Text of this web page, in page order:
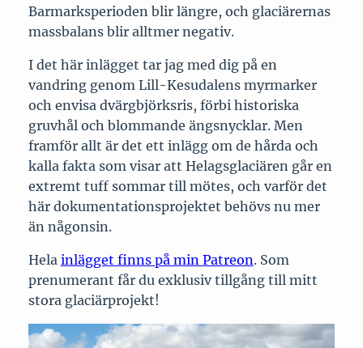
Barmarksperioden blir längre, och glaciärernas
massbalans blir alltmer negativ.
I det här inlägget tar jag med dig på en
vandring genom Lill-Kesudalens myrmarker
och envisa dvärgbjörksris, förbi historiska
gruvhål och blommande ängsnycklar. Men
framför allt är det ett inlägg om de hårda och
kalla fakta som visar att Helagsglaciären går en
extremt tuff sommar till mötes, och varför det
här dokumentationsprojektet behövs nu mer
än någonsin.
Hela inlägget finns på min Patreon. Som
prenumerant får du exklusiv tillgång till mitt
stora glaciärprojekt!